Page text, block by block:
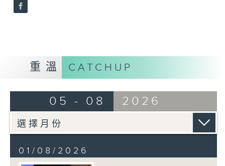
重溫 CATCHUP
05 - 08 2026
01/08/2026